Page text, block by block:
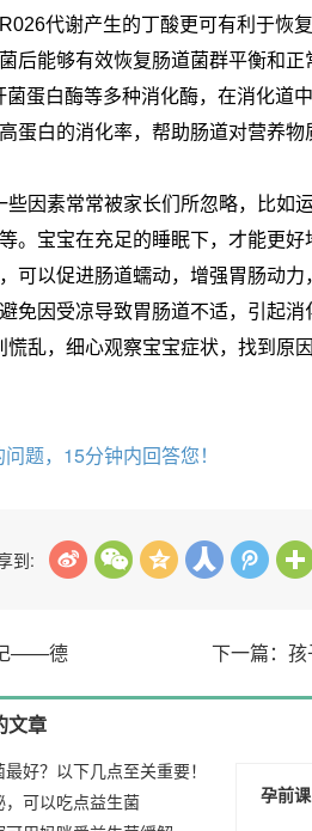
代谢产生的丁酸更可有利于恢
后能够有效恢复肠道菌群平衡和
蛋白酶等多种消化酶，在消化道
蛋白的消化率，帮助肠道对营养
些因素常常被家长们所忽略，比如
。宝宝在充足的睡眠下，才能更
可以促进肠道蠕动，增强胃肠动
免因受凉导致胃肠道不适，引起消
慌乱，细心观察宝宝症状，找到原
题，15分钟内回答您！
到:
记——德 下一篇：
文章
好？以下几点至关重要！
，可以吃点益生菌
孕前